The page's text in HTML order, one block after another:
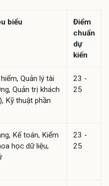
biểu
Điểm
chuẩn
dự
kiến
Quản lý tài
Quản trị khách
Kỹ thuật phần
23 -
25
Kế toán, Kiểm
học dữ liệu,
23 -
25